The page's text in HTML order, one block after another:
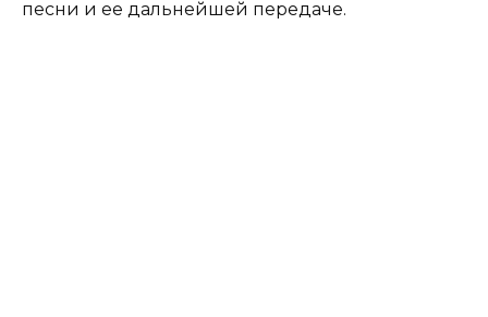
песни и ее дальнейшей передаче.